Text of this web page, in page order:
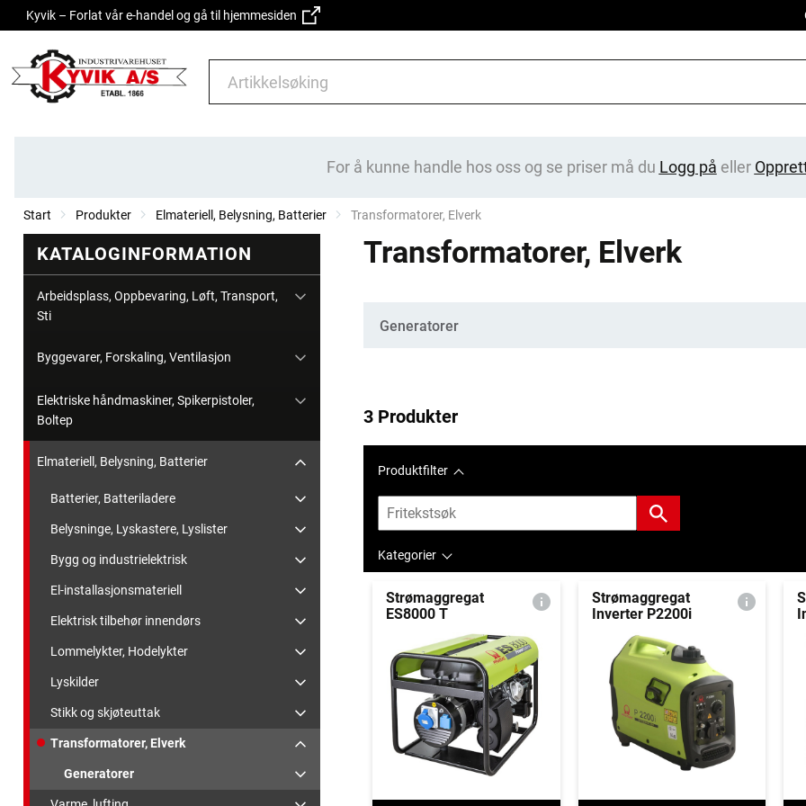
Kyvik – Forlat vår e-handel og gå til hjemmesiden
For å kunne handle hos oss og se priser må du Logg på eller
Start Produkter Elmateriell, Belysning, Batterier Current:
Transformatorer, Elverk
KATALOGINFORMATION
Arbeidsplass, Oppbevaring, Løft, Transport,
Sti
Byggevarer, Forskaling, Ventilasjon
Elektriske håndmaskiner, Spikerpistoler,
Boltep
Elmateriell, Belysning, Batterier
Batterier, Batteriladere
Belysninge, Lyskastere, Lyslister
Bygg og industrielektrisk
El-installasjonsmateriell
Elektrisk tilbehør innendørs
Lommelykter, Hodelykter
Lyskilder
Stikk og skjøteuttak
Transformatorer, Elverk
Generatorer
Transformatorer, Elverk
Kategorier
Generatorer
3 Produkter
Produktfilter
Kategorier
Strømaggregat
ES8000 T
Strømaggregat
Inverter P2200i